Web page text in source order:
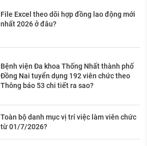
File Excel theo dõi hợp đồng lao động mới
nhất 2026 ở đâu?
Bệnh viện Đa khoa Thống Nhất thành phố
Đồng Nai tuyển dụng 192 viên chức theo
Thông báo 53 chi tiết ra sao?
Toàn bộ danh mục vị trí việc làm viên chức
từ 01/7/2026?